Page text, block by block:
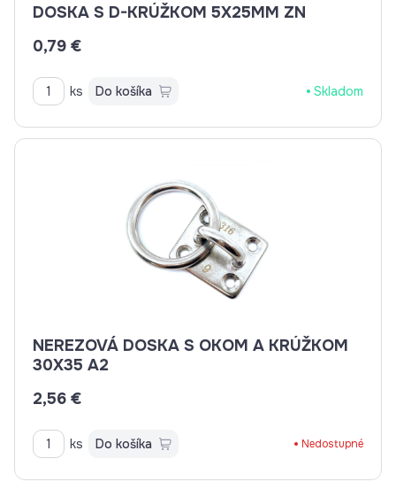
DOSKA S D-KRÚŽKOM 5X25MM ZN
0,79 €
ks Do košíka Skladom
NEREZOVÁ DOSKA S OKOM A KRÚŽKOM
30X35 A2
2,56 €
ks Do košíka Nedostupné